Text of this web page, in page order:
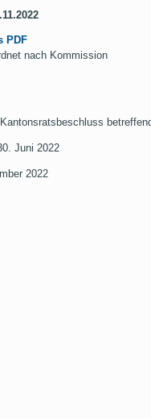
PDF
nach Kommission
Juni 2022
2022